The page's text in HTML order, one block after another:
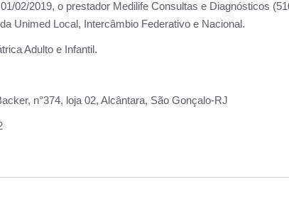
02/2019, o prestador Medilife Consultas e Diagnósticos
Unimed Local, Intercâmbio Federativo e Nacional.
Adulto e Infantil.
n°374, loja 02, Alcântara, São Gonçalo-RJ